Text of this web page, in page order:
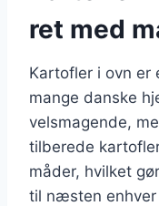
ret med
Kartofler i ovn er
mange danske
velsmagende,
tilberede
måder, hvilket
til næsten enhver